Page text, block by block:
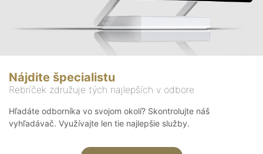
Nájdite špecialistu
Rebríček združuje tých najlepších v odbore
Hľadáte odborníka vo svojom okolí? Skontrolujte náš
vyhľadávač. Využívajte len tie najlepšie služby.